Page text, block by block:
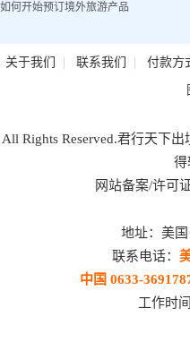
如何开始预订境外旅游产品
关于我们 | 联系我们 | 付款方
All Rights Reserved.君行天下
得
网站备案/许可
地址：美国
联系电话：
中国 0633-
工作时